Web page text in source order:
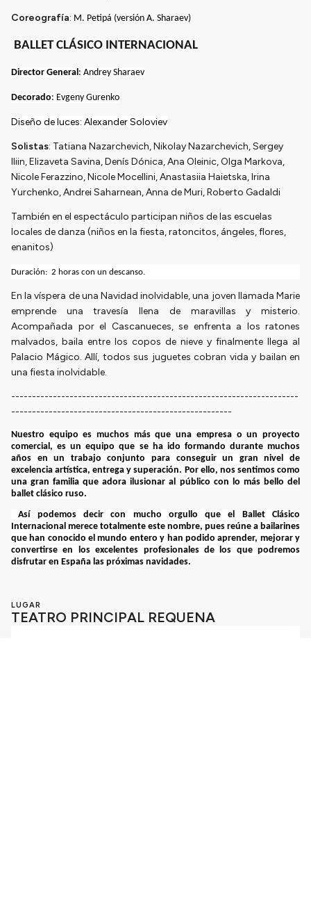
Coreografía: M. Petipá (versión A. Sharaev)
BALLET CLÁSICO INTERNACIONAL
Director General: Andrey Sharaev
Decorado: Evgeny Gurenko
Diseño de luces: Alexander Soloviev
Solistas: Tatiana Nazarchevich, Nikolay Nazarchevich, Sergey
Iliin, Elizaveta Savina, Denís Dónica, Ana Oleinic, Olga Markova,
Nicole Ferazzino, Nicole Mocellini, Anastasiia Haietska, Irina
Yurchenko, Andrei Saharnean, Anna de Muri, Roberto Gadaldi
También en el espectáculo participan niños de las escuelas
locales de danza (niños en la fiesta, ratoncitos, ángeles, flores,
enanitos)
Duración: 2 horas con un descanso.
En la víspera de una Navidad inolvidable, una joven llamada Marie
emprende una travesía llena de maravillas y misterio.
Acompañada por el Cascanueces, se enfrenta a los ratones
malvados, baila entre los copos de nieve y finalmente llega al
Palacio Mágico. Allí, todos sus juguetes cobran vida y bailan en
una fiesta inolvidable.
---------------------------------------------------------------------
-----------------------------------------------------
Nuestro equipo es muchos más que una empresa o un proyecto
comercial, es un equipo que se ha ido formando durante muchos
años en un trabajo conjunto para conseguir un gran nivel de
excelencia artística, entrega y superación. Por ello, nos sentimos como
una gran familia que adora ilusionar al público con lo más bello del
ballet clásico ruso.
Así podemos decir con mucho orgullo que el Ballet Clásico
Internacional merece totalmente este nombre, pues reúne a bailarines
que han conocido el mundo entero y han podido aprender, mejorar y
convertirse en los excelentes profesionales de los que podremos
disfrutar en España las próximas navidades.
LUGAR
TEATRO PRINCIPAL REQUENA